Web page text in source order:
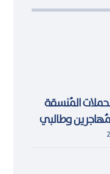
المُنسقة
وطالبي